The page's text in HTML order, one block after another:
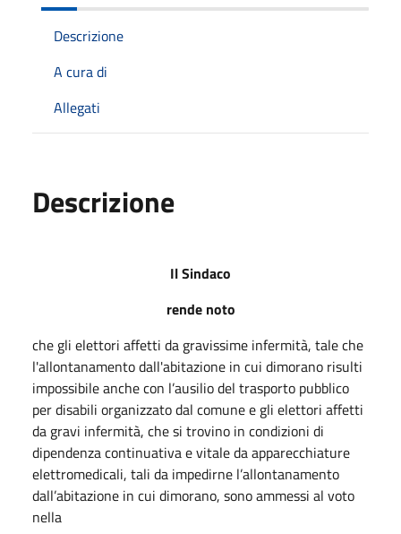
Descrizione
A cura di
Allegati
Descrizione
Il Sindaco
rende noto
che gli elettori affetti da gravissime infermità, tale che
l'allontanamento dall'abitazione in cui dimorano risulti
impossibile anche con l’ausilio del trasporto pubblico
per disabili organizzato dal comune e gli elettori affetti
da gravi infermità, che si trovino in condizioni di
dipendenza continuativa e vitale da apparecchiature
elettromedicali, tali da impedirne l’allontanamento
dall’abitazione in cui dimorano, sono ammessi al voto
nella